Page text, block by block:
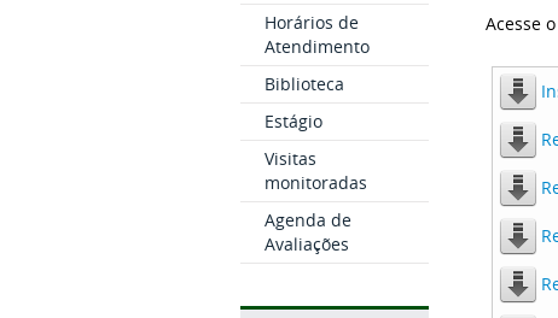
Horários de
Atendimento
Biblioteca
Estágio
Visitas
monitoradas
Agenda de
Avaliações
Acesse